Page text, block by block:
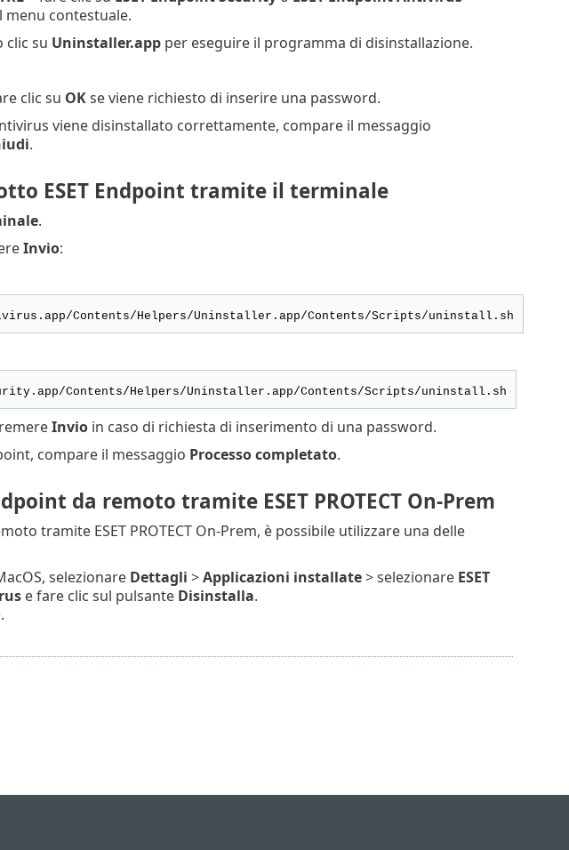
contestuale.
su Uninstaller.appper eseguire il programma di disinstallazione.
clic su OKse viene richiesto di inserire una password.
viene disinstallato correttamente, compare il messaggio
.
ESET Endpoint tramite il terminale
.
Invio:
Contents/Helpers/Uninstaller.app/Contents/Scripts/uninstall.sh
Contents/Helpers/Uninstaller.app/Contents/Scripts/uninstall.sh
Invioin caso di richiesta di inserimento di una password.
compare il messaggio Processo completato.
da remoto tramite ESET PROTECT On-Prem
tramite ESET PROTECT On-Prem, è possibile utilizzare una delle
selezionare Dettagli >Applicazioni installate> selezionare ESET
e fare clic sul pulsante Disinstalla.
.